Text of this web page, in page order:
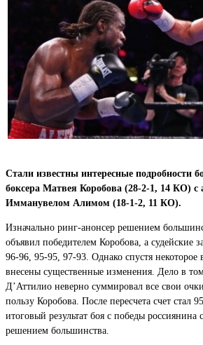
Стали известны интересные подробности
боксера Матвея Коробова (28-2-1, 14 КО) с
Имманувелом Алимом (18-1-2, 11 КО).
Изначально ринг-анонсер решением
объявил победителем Коробова, а судейские
96-96, 95-95, 97-93. Однако спустя некоторое
внесены существенные изменения. Дело в
Д’Аттилио неверно суммировал все свои
пользу Коробова. После пересчета счет стал
итоговый результат боя с победы
решением большинства.